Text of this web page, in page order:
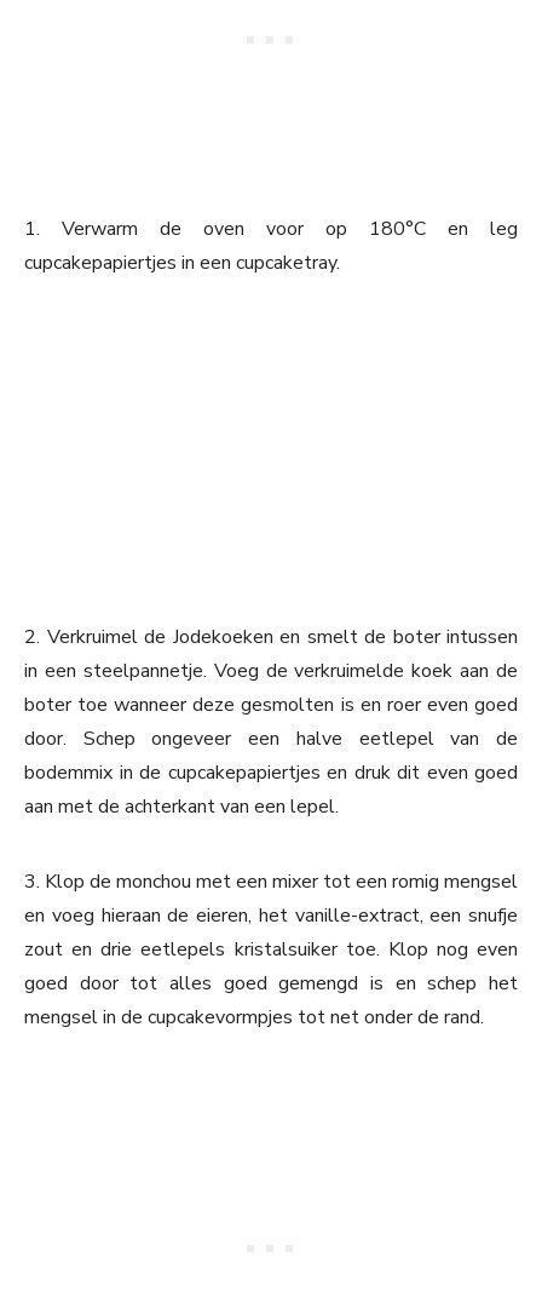
1. Verwarm de oven voor op 180°C en leg
cupcakepapiertjes in een cupcaketray.
2. Verkruimel de Jodekoeken en smelt de boter intussen
in een steelpannetje. Voeg de verkruimelde koek aan de
boter toe wanneer deze gesmolten is en roer even goed
door. Schep ongeveer een halve eetlepel van de
bodemmix in de cupcakepapiertjes en druk dit even goed
aan met de achterkant van een lepel.
3. Klop de monchou met een mixer tot een romig mengsel
en voeg hieraan de eieren, het vanille-extract, een snufje
zout en drie eetlepels kristalsuiker toe. Klop nog even
goed door tot alles goed gemengd is en schep het
mengsel in de cupcakevormpjes tot net onder de rand.